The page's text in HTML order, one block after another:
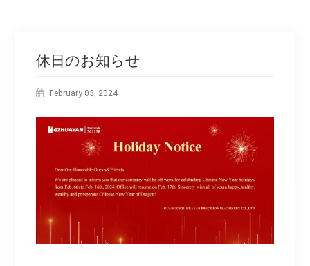
休日のお知らせ
February 03, 2024